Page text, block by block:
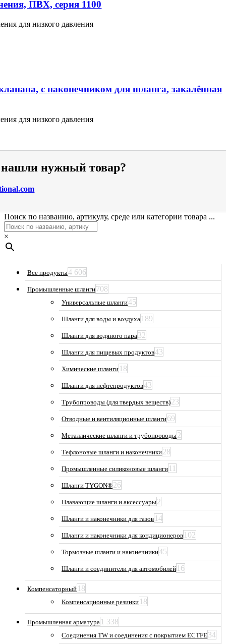
ПВХ, серия 1100
для низкого давления
с наконечником для шланга, закалённая
для низкого давления
нужный товар?
Поиск по названию, артикулу, среде или категории товара ...
×
Все продукты4 606
Промышленные шланги708
Универсальные шланги45
Шланги для воды и воздуха 189
Шланги для водяного пара32
Шланги для пищевых продуктов43
Химические шланги 18
Шланги для нефтепродуктов43
Трубопроводы (для твердых веществ)23
Отводные и вентиляционные шланги69
Металлические шланги и трубопроводы2
Тефлоновые шланги и наконечники28
Промышленные силиконовые шланги 11
Шланги TYGON®26
Плавающие шланги и аксессуары2
Шланги и наконечники для газов 14
Шланги и наконечники для кондиционеров 102
Тормозные шланги и наконечники45
Шланги и соединители для автомобилей 16
Компенсаторный 18
Компенсационные резинки 18
Промышленная арматура 1 338
Соединения TW и соединения с покрытием ECTFE34